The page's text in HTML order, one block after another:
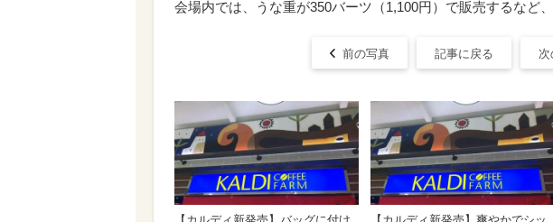
会場内では、うな重が350バーツ（1,100円）で販売するなど
前の写真 記事に戻る 次